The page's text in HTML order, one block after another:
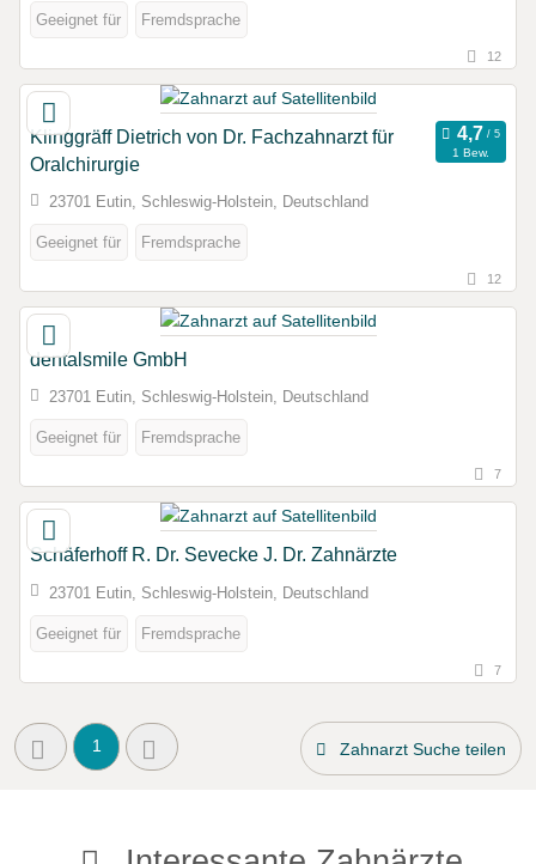
Geeignet für Fremdsprache
12
Klinggräff Dietrich von Dr. Fachzahnarzt für
Oralchirurgie
1 Bew.
23701 Eutin, Schleswig-Holstein, Deutschland
Geeignet für Fremdsprache
12
dentalsmile GmbH
23701 Eutin, Schleswig-Holstein, Deutschland
Geeignet für Fremdsprache
7
Schäferhoff R. Dr. Sevecke J. Dr. Zahnärzte
23701 Eutin, Schleswig-Holstein, Deutschland
Geeignet für Fremdsprache
7
1 Zahnarzt Suche teilen